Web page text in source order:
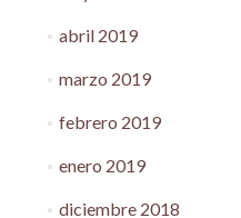
abril 2019
marzo 2019
febrero 2019
enero 2019
diciembre 2018